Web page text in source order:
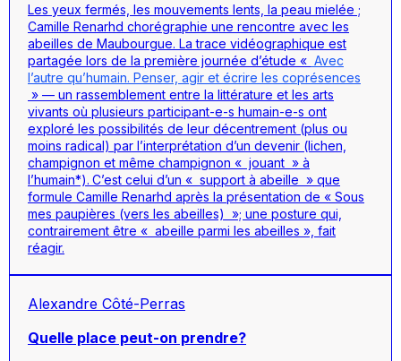
Les yeux fermés, les mouvements lents, la peau mielée ;
Camille Renarhd chorégraphie une rencontre avec les
abeilles de Maubourgue. La trace vidéographique est
partagée lors de la première journée d’étude « Avec
l’autre qu’humain. Penser, agir et écrire les coprésences
» — un rassemblement entre la littérature et les arts
vivants où plusieurs participant-e-s humain-e-s ont
exploré les possibilités de leur décentrement (plus ou
moins radical) par l’interprétation d’un devenir (lichen,
champignon et même champignon « jouant » à
l’humain*). C’est celui d’un « support à abeille » que
formule Camille Renarhd après la présentation de « Sous
mes paupières (vers les abeilles) »; une posture qui,
contrairement être « abeille parmi les abeilles », fait
réagir.
Alexandre Côté-Perras
Quelle place peut-on prendre?